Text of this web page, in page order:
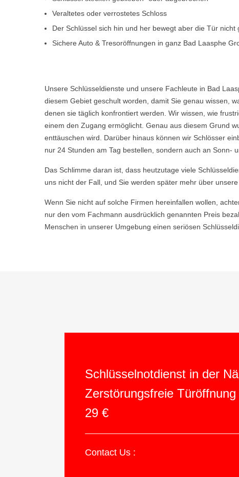
Veraltetes oder verrostetes Schloss
Der Schlüssel sich hin und her bewegt aber die Tür nicht
Sichere Auto & Tresoröffnungen in ganz Bad Laasphe
Unsere Schlüsseldienste und unsere Fachleute in Bad
diesem Gebiet geschult worden, damit Sie genau wissen,
denen sie täglich konfrontiert werden. Wir wissen, wie
einem den Zugang ermöglicht. Genau aus diesem Grund
enttäuschen wird. Darüber hinaus können wir Schlösser
nur 24 Stunden am Tag bestellen, sondern auch an Sonn-
Das Schlimme daran ist, dass heutzutage viele
uns nicht der Fall, und Sie werden später mehr über unsere
Wenn Sie nicht auf solche Firmen hereinfallen wollen,
nur den vom Fachmann ausdrücklich genannten Preis
Menschen in unserer Umgebung einen seriösen
Schlüsselnotdienst in der
Zerstörungsfreie Türöffnung
29 €
Contact Us :